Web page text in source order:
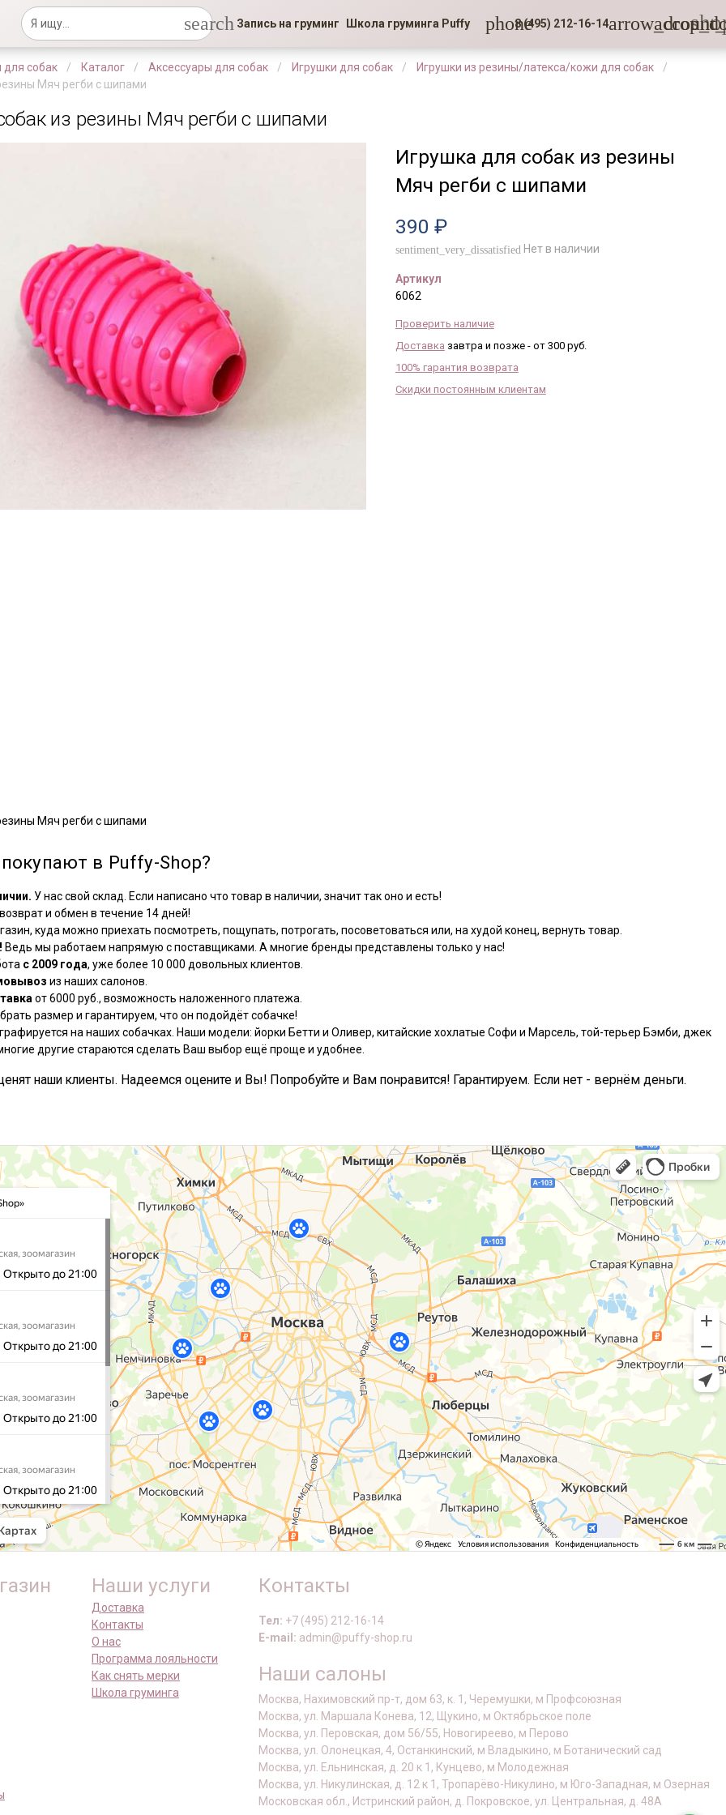
search Запись на груминг Школа груминга Puffy phone8 (495) 212-16-14
для собак Каталог Аксессуары для собак Игрушки для собак
Игрушки из резины/латекса/кожи для собак
Мяч регби с шипами
из резины Мяч регби с шипами
Игрушка для собак из резины
Мяч регби с шипами
390 ₽
sentiment_very_dissatisfied Нет в наличии
Артикул
6062
Проверить наличие
Доставка завтра и позже - от 300 руб.
100% гарантия возврата
Скидки постоянным клиентам
Мяч регби с шипами
в Puffy-Shop?
У нас свой склад. Если написано что товар в наличии, значит так оно и есть!
и обмен в течение 14 дней!
куда можно приехать посмотреть, пощупать, потрогать, посоветоваться или, на худой конец, вернуть товар.
Ведь мы работаем напрямую с поставщиками. А многие бренды представлены только у нас!
с 2009 года, уже более 10 000 довольных клиентов.
из наших салонов.
от 6000 руб., возможность наложенного платежа.
размер и гарантируем, что он подойдёт собачке!
на наших собачках. Наши модели: йорки Бетти и Оливер, китайские хохлатые Софи и Марсель, той-терьер Бэмби, джек
другие стараются сделать Ваш выбор ещё проще и удобнее.
наши клиенты. Надеемся оцените и Вы! Попробуйте и Вам понравится! Гарантируем. Если нет - вернём деньги.
Наши услуги
Доставка
Контакты
О нас
Программа лояльности
Как снять мерки
Школа груминга
Контакты
Тел: +7 (495) 212-16-14
E-mail: admin@puffy-shop.ru
Наши салоны
Москва, Нахимовский пр-т, дом 63, к. 1, Черемушки, м Профсоюзная
Москва, ул. Маршала Конева, 12, Щукино, м Октябрьское поле
Москва, ул. Перовская, дом 56/55, Новогиреево, м Перово
Москва, ул. Олонецкая, 4, Останкинский, м Владыкино, м Ботанический сад
Москва, ул. Ельнинская, д. 20 к 1, Кунцево, м Молодежная
Москва, ул. Никулинская, д. 12 к 1, Тропарёво-Никулино, м Юго-Западная, м Озерная
Московская обл., Истринский район, д. Покровское, ул. Центральная, д. 48А